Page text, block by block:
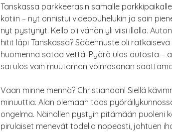
Tanskassa parkkeerasin samalle
kotiin – nyt onnistui videopuhelukin ja sain
nyt pystynyt. Kello oli vähän yli viisi illalla.
hitit läpi Tanskassa? Sääennuste oli
huomenna sataa vettä. Pyörä ulos autosta –
sai ulos vain muutaman voimasanan
Vaan minne mennä? Christianaan! Siellä
minuuttia. Alan olemaan taas
ongelma. Näinollen pystyin pitämään puoleni
pirulaiset menevät todella nopeasti, johtuen